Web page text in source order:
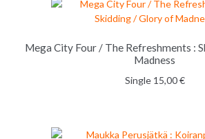
LISÄÄ OSTOSKORIIN
Mega City Four / The Refreshments :
Madness
Single 15,00€